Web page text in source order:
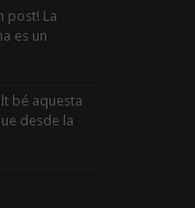
post! La
es un
bé aquesta
desde la